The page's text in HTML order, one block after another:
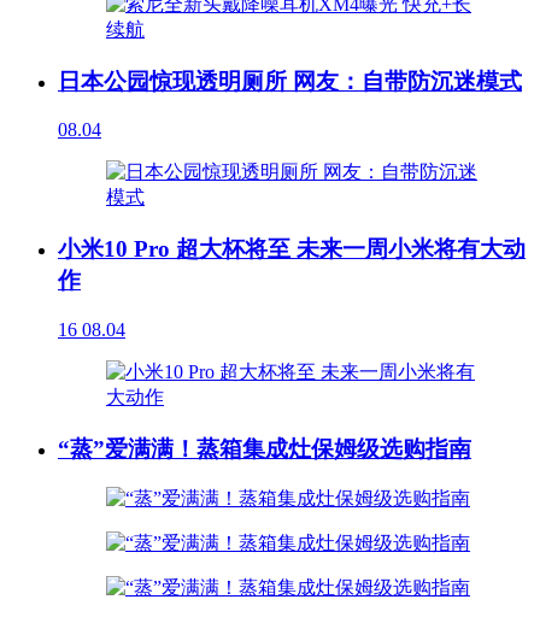
日本公园惊现透明厕所 网友：自带防沉迷模式
08.04
小米10 Pro 超大杯将至 未来一周小米将有大动
作
16 08.04
“蒸”爱满满！蒸箱集成灶保姆级选购指南